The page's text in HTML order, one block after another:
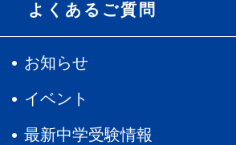
よくあるご質問
お知らせ
イベント
最新中学受験情報